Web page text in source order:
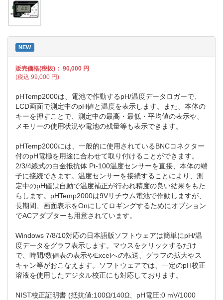
NEW
販売価格(税抜)： 90,000 円
(税込 99,000 円)
pHTemp2000は、電池で作動するpH/温度データロガーで、
LCD画面で測定中のpH値と温度を表示します。また、本体の
キーを押すことで、測定中の最高・最低・平均値の表示や、
メモリーの使用状況や電池の残量等も表示できます。
pHTemp2000には、一般的に使用されているBNCコネクター
付のpH電極を用途に合わせて取り付けることができます。
2/3/4線式の白金抵抗体 Pt-100温度センサーを直接、本体の端
子に接続できます。温度センサーを接続することにより、測
定中のpH値は自動で温度補正が行われ精度の良い結果をもた
らします。pHTemp2000は9Vリチウム電池で作動しますが、
長期間、画面表示をOnにしてロギングするためにオプション
でACアダプターも用意されています。
Windows 7/8/10対応の日本語版ソフトウェアは簡単にpH/温
度データをグラフ表示します。マウスをクリックするだけ
で、時間/数値表の表示やExcelへの転送、グラフの拡大やス
キャン等がおこなえます。ソフトウェアでは、一定のpH校正
溶液を使用したデジタル校正にも対応しております。
NIST校正証明書 (抵抗値:100Ω/140Ω、pH電圧:0 mV/1000